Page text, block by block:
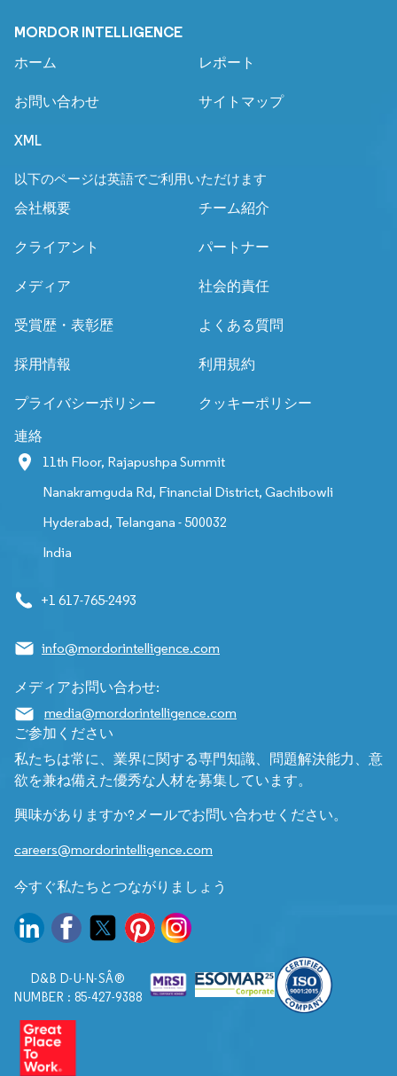
MORDOR INTELLIGENCE
ホーム レポート
お問い合わせ サイトマップ
XML
以下のページは英語でご利用いただけます
会社概要
チーム紹介
クライアント パートナー
メディア 社会的責任
受賞歴・表彰歴 よくある質問
採用情報 利用規約
プライバシーポリシー クッキーポリシー
連絡
11th Floor, Rajapushpa Summit
Nanakramguda Rd, Financial District, Gachibowli
Hyderabad, Telangana - 500032
India
+1 617-765-2493
info@mordorintelligence.com
メディアお問い合わせ:
media@mordorintelligence.com
ご参加ください
私たちは常に、業界に関する専門知識、問題解決能力、意
欲を兼ね備えた優秀な人材を募集しています。
興味がありますか?メールでお問い合わせください。
careers@mordorintelligence.com
今すぐ私たちとつながりましょう
D&B D-U-N-SÂ®
NUMBER : 85-427-9388